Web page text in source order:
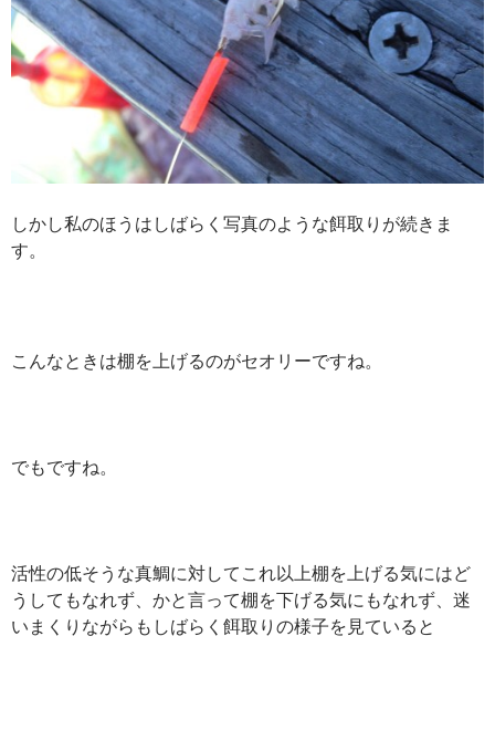
しかし私のほうはしばらく写真のような餌取りが続きま
す。
こんなときは棚を上げるのがセオリーですね。
でもですね。
活性の低そうな真鯛に対してこれ以上棚を上げる気にはど
うしてもなれず、かと言って棚を下げる気にもなれず、迷
いまくりながらもしばらく餌取りの様子を見ていると